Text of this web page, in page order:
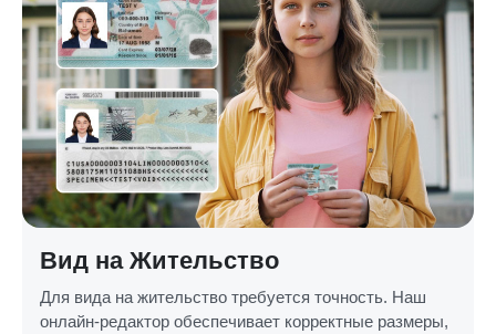
Вид на Жительство
Для вида на жительство требуется точность. Наш
онлайн-редактор обеспечивает корректные размеры,